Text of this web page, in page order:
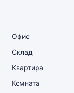
Офис
Склад
Квартира
Комната